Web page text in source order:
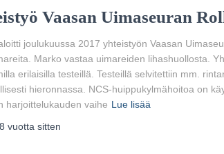
Vaasan Uimaseuran
joulukuussa 2017 yhteistyön Vaasan
Marko vastaa uimareiden lihashuollosta.
erilaisilla testeillä. Testeillä selvitettiin mm.
hieronnassa. NCS-huippukylmähoitoa on
harjoittelukauden vaihe Lue lisää
8 vuotta sitten